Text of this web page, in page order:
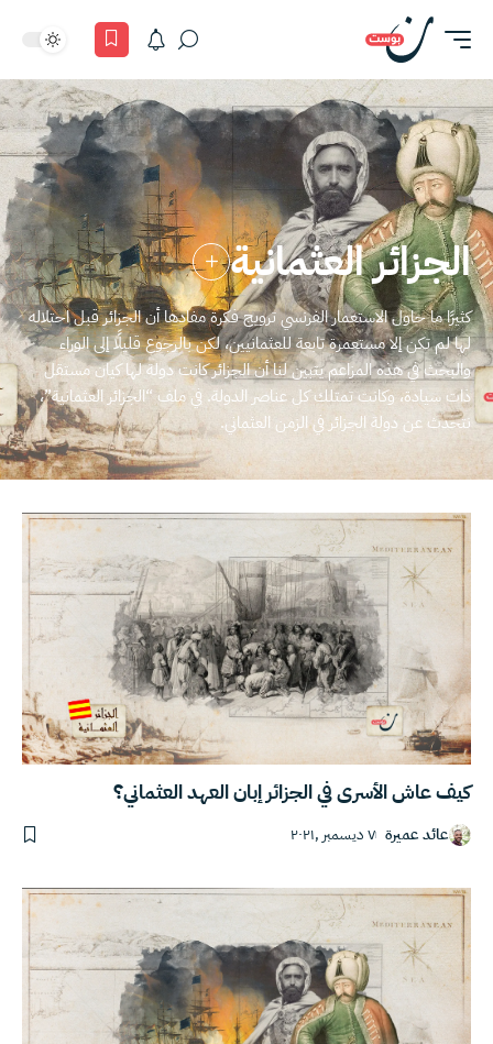
الجزائر العثمانية
كثيرًا ما حاول الاستعمار الفرنسي ترويج فكرة مفادها أن الجزائر قبل احتلاله
لها لم تكن إلا مستعمرة تابعة للعثمانيين، لكن بالرجوع قليلًا إلى الوراء
والبحث في هذه المزاعم يتبين لنا أن الجزائر كانت دولة لها كيان مستقل
ذات سيادة، وكانت تمتلك كل عناصر الدولة. في ملف “الجزائر العثمانية”،
نتحدث عن دولة الجزائر في الزمن العثماني.
كيف عاش الأسرى في الجزائر إبان العهد العثماني؟
عائد عميرة ٧ ديسمبر ,٢٠٢١